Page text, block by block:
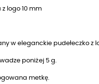
z logo 10 mm
w eleganckie pudełeczko z
poniżej 5 g.
metkę.